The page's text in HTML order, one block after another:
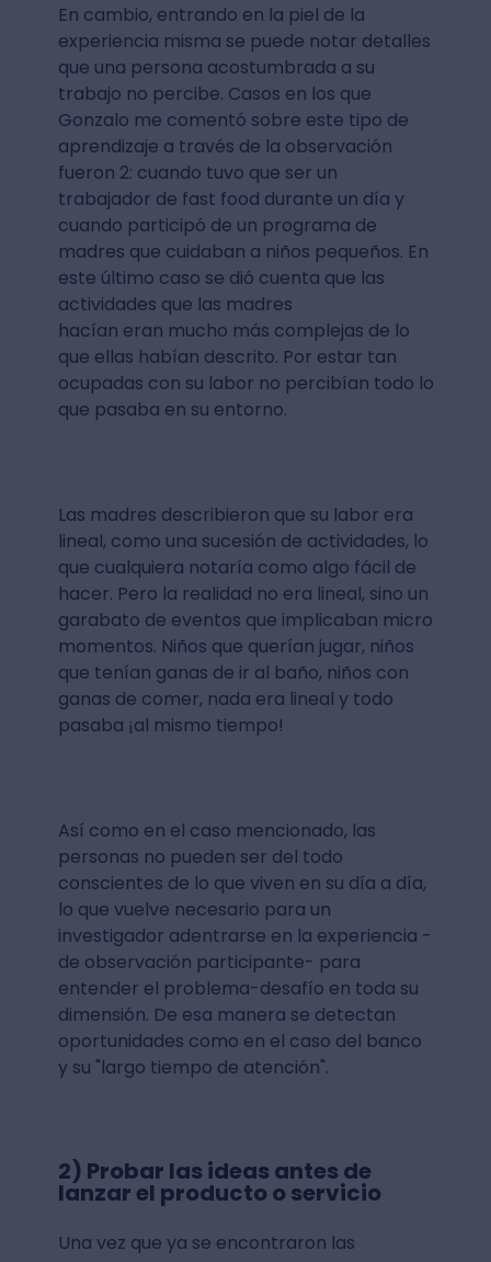
En cambio, entrando en la piel de la
experiencia misma se puede notar detalles
que una persona acostumbrada a su
trabajo no percibe. Casos en los que
Gonzalo me comentó sobre este tipo de
aprendizaje a través de la observación
fueron 2: cuando tuvo que ser un
trabajador de fast food durante un día y
cuando participó de un programa de
madres que cuidaban a niños pequeños. En
este último caso se dió cuenta que las
actividades que las madres
hacían eran mucho más complejas de lo
que ellas habían descrito. Por estar tan
ocupadas con su labor no percibían todo lo
que pasaba en su entorno.
Las madres describieron que su labor era
lineal, como una sucesión de actividades, lo
que cualquiera notaría como algo fácil de
hacer. Pero la realidad no era lineal, sino un
garabato de eventos que implicaban micro
momentos. Niños que querían jugar, niños
que tenían ganas de ir al baño, niños con
ganas de comer, nada era lineal y todo
pasaba ¡al mismo tiempo!
Así como en el caso mencionado, las
personas no pueden ser del todo
conscientes de lo que viven en su día a día,
lo que vuelve necesario para un
investigador adentrarse en la experiencia -
de observación participante- para
entender el problema-desafío en toda su
dimensión. De esa manera se detectan
oportunidades como en el caso del banco
y su "largo tiempo de atención".
2) Probar las ideas antes de
lanzar el producto o servicio
Una vez que ya se encontraron las